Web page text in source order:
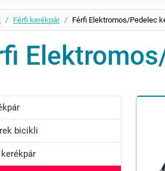
Férfi kerékpár Férfi Elektromos/Pedelec
bicikli